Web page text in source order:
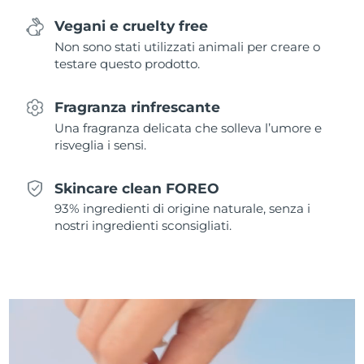
Vegani e cruelty free
Non sono stati utilizzati animali per creare o
testare questo prodotto.
Fragranza rinfrescante
Una fragranza delicata che solleva l’umore e
risveglia i sensi.
Skincare clean FOREO
93% ingredienti di origine naturale, senza i
nostri ingredienti sconsigliati.
Slovacchia Consegna stimata
Slovenia
Sudafrica Consegna stimata
Corea del Sud
Spagna Consegna stimata
Svezia Consegna stimata
Taiwan Consegna stimata8/12/26
Thailandia Consegna stimata